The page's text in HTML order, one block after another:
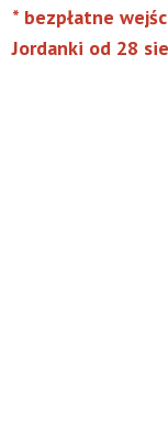
* bezpłatne
Jordanki od 28